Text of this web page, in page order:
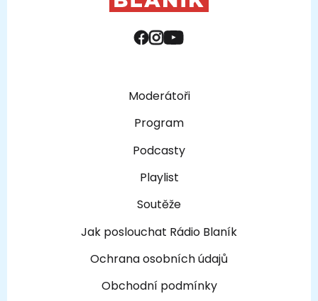
Moderátoři
Program
Podcasty
Playlist
Soutěže
Jak poslouchat Rádio Blaník
Ochrana osobních údajů
Obchodní podmínky